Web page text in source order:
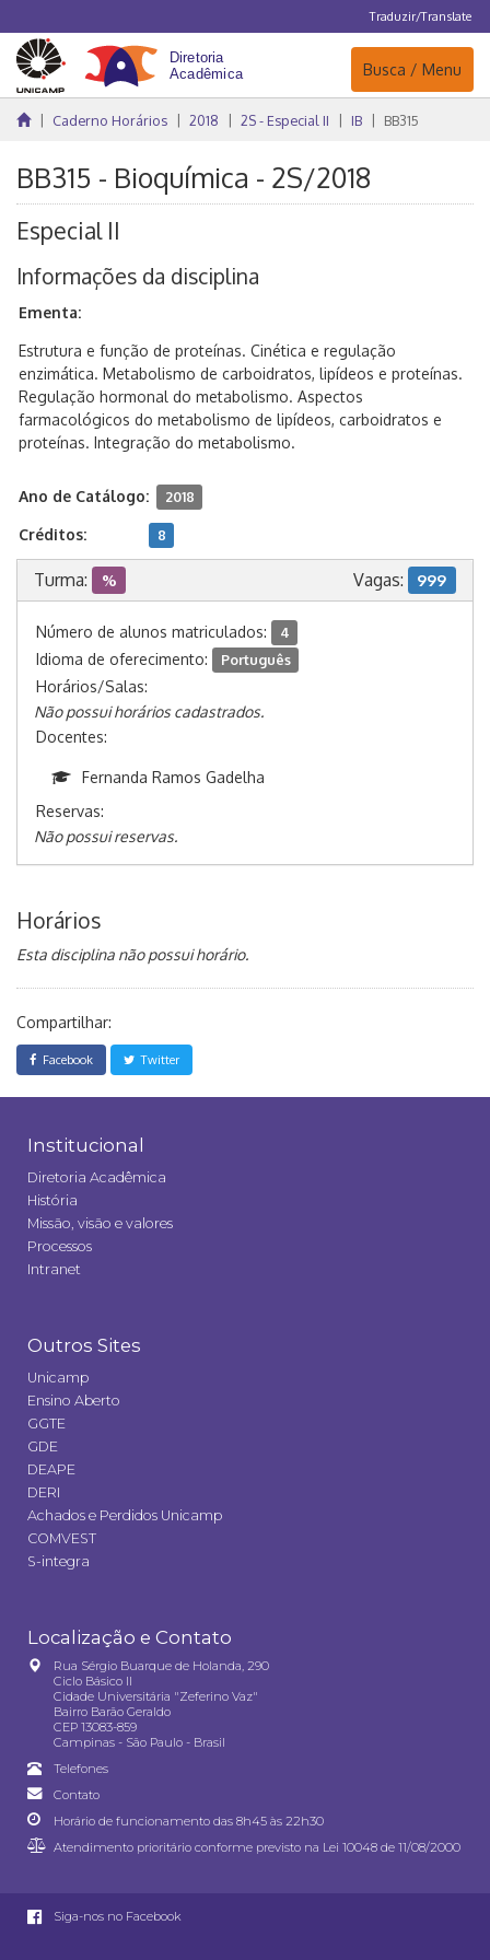
Traduzir/Translate
Navegação
Busca / Menu
Caderno Horários 2018 2S - Especial II IB BB315
BB315 - Bioquímica - 2S/2018
Especial II
Informações da disciplina
Ementa:
Estrutura e função de proteínas. Cinética e regulação
enzimática. Metabolismo de carboidratos, lipídeos e proteínas.
Regulação hormonal do metabolismo. Aspectos
farmacológicos do metabolismo de lipídeos, carboidratos e
proteínas. Integração do metabolismo.
Ano de Catálogo: 2018
Créditos: 8
Turma: % Vagas: 999
Número de alunos matriculados: 4
Idioma de oferecimento: Português
Horários/Salas:
Não possui horários cadastrados.
Docentes:
Fernanda Ramos Gadelha
Reservas:
Não possui reservas.
Horários
Esta disciplina não possui horário.
Compartilhar:
Facebook Twitter
Institucional
Diretoria Acadêmica
História
Missão, visão e valores
Processos
Intranet
Outros Sites
Unicamp
Ensino Aberto
GGTE
GDE
DEAPE
DERI
Achados e Perdidos Unicamp
COMVEST
S-integra
Localização e Contato
Rua Sérgio Buarque de Holanda, 290
Ciclo Básico II
Cidade Universitária "Zeferino Vaz"
Bairro Barão Geraldo
CEP 13083-859
Campinas - São Paulo - Brasil
Telefones
Contato
Horário de funcionamento das 8h45 às 22h30
Atendimento prioritário conforme previsto na Lei 10048 de 11/08/2000
Siga-nos no Facebook